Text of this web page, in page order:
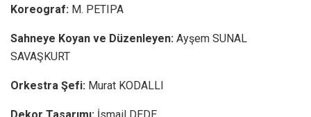
Koreograf: M. PETIPA
Sahneye Koyan ve Düzenleyen: Ayşem SUNAL
SAVAŞKURT
Orkestra Şefi: Murat KODALLI